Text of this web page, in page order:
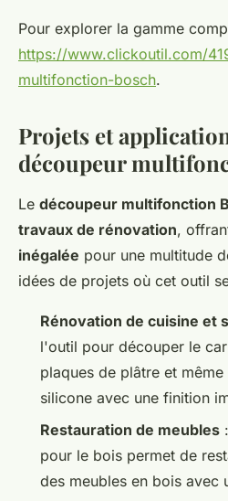
Pour explorer la gamme
https://www.clickoutil.com/
multifonction-bosch.
Projets et
découpeur
Le découpeur multifonction
travaux de rénovation,
inégalée pour une multitude
idées de projets où cet outil
Rénovation de cuisine et
l'outil pour découper le
plaques de plâtre et
silicone avec une finition
Restauration de meubles
pour le bois permet de
des meubles en bois avec